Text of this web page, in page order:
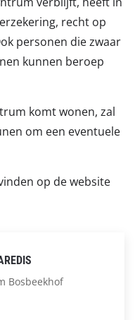
recht op
personen die zwaar
kunnen beroep
komt wonen, zal
om een eventuele
op de website
Bosbeekhof